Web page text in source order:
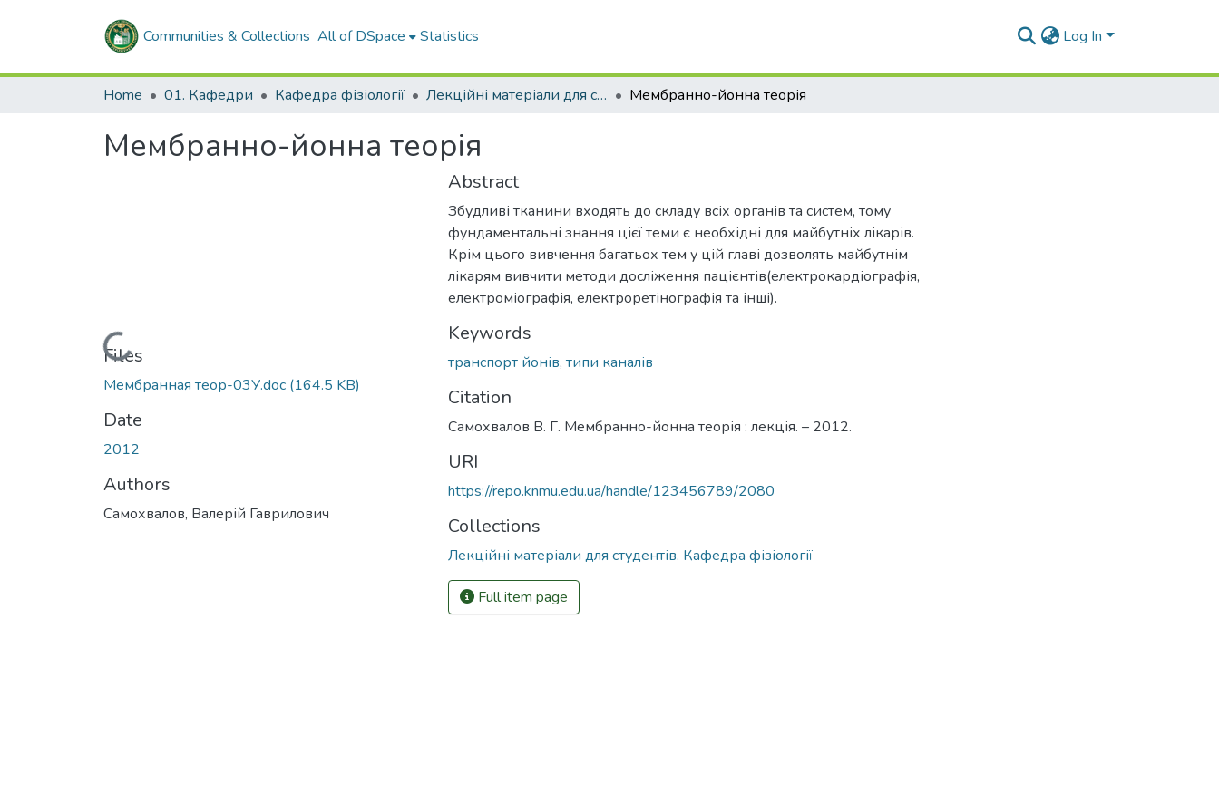
Communities & Collections All of DSpace Statistics Log In
Home 01. Кафедри Кафедра фізіології Лекційні матеріали для студентів. Кафедра фізіології Мембранно-йонна теорія
Мембранно-йонна теорія
Loading...
Files
Мембранная теор-03У.doc (164.5 KB)
Date
2012
Authors
Самохвалов, Валерій Гаврилович
Abstract
Збудливі тканини входять до складу всіх органів та систем, тому
фундаментальні знання цієї теми є необхідні для майбутніх лікарів.
Крім цього вивчення багатьох тем у цій главі дозволять майбутнім
лікарям вивчити методи досліження пацієнтів(електрокардіографія,
електроміографія, електроретінографія та інші).
Keywords
транспорт йонів, типи каналів
Citation
Самохвалов В. Г. Мембранно-йонна теорія : лекція. – 2012.
URI
https://repo.knmu.edu.ua/handle/123456789/2080
Collections
Лекційні матеріали для студентів. Кафедра фізіології
Full item page